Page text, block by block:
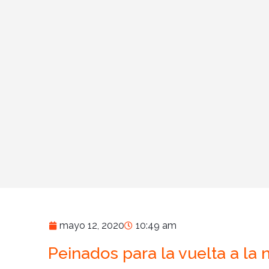
mayo 12, 2020 10:49 am
Peinados para la vuelta a la